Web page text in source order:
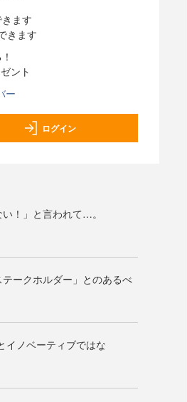
ます
きます
ント
ー
ログイン
！」と言われて…。
ークホルダー」とのあるべ
イノベーティブではな